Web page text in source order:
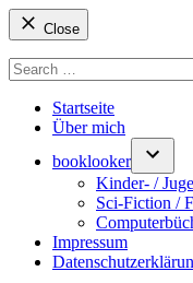
Close
for:
Startseite
Über mich
booklooker
Kinder- /
Sci-Fiction /
Impressum